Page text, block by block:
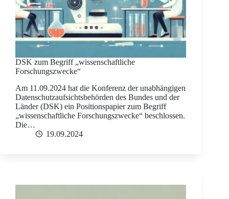
DSK zum Begriff „wissenschaftliche
Forschungszwecke“
Am 11.09.2024 hat die Konferenz der unabhängigen
Datenschutzaufsichtsbehörden des Bundes und der
Länder (DSK) ein Positionspapier zum Begriff
„wissenschaftliche Forschungszwecke“ beschlossen.
Die…
19.09.2024